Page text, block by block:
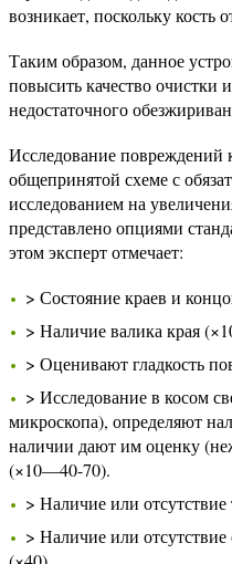
возникает, поскольку кость
Таким образом, данное
повысить качество очистки
недостаточного
Исследование повреждений
общепринятой схеме с
исследованием на
представлено опциями
этом эксперт отмечает:
> Состояние краев и
> Наличие валика края
> Оценивают гладкость
> Исследование в косом
микроскопа), определяют
наличии дают им оценку
(×10—40-70).
> Наличие или
> Наличие или